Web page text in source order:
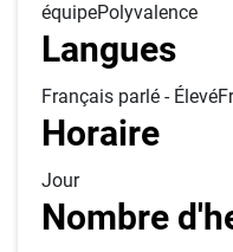
équipePolyvalence
Langues
Français parlé -
Horaire
Jour
Nombre